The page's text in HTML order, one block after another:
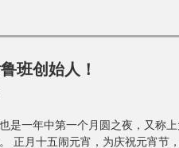
班创始人！
是一年中第一个月圆之夜，又称
正月十五闹元宵，为庆祝元宵节